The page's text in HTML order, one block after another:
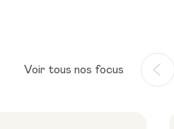
Voir tous nos focus